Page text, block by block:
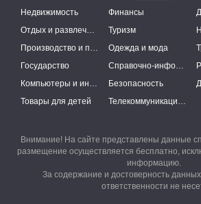
Недвижимость
Финансы
Отдых и развлечения
Туризм
Производство и поставки
Одежда и мода
Государство
Справочно-информационные системы
Компьютеры и интернет
Безопасность
Товары для детей
Телекоммуникации и связь
Внимание! На сайте представлены данные
размещение осуществляется бесплатно,
информацию.
За содержание и достоверность
ответственности не